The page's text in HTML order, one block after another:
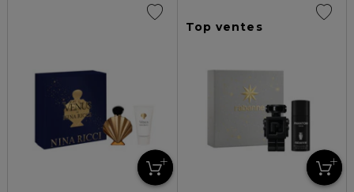
Top ventes